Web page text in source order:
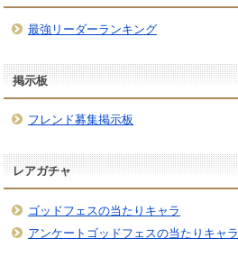
最強リーダーランキング
掲示板
フレンド募集掲示板
レアガチャ
ゴッドフェスの当たりキャラ
アンケートゴッドフェスの当たりキャラ